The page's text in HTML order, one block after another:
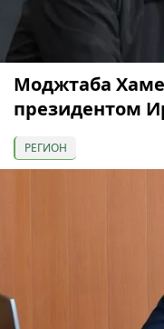
Моджтаба
президентом
РЕГИОН